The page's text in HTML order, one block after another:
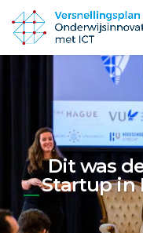
Dit was
Startup in